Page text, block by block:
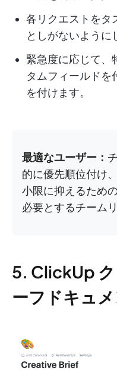
各リクエストをタ
としがないように
緊急度に応じて、
タムフィールドを
を付けます。
最適なユーザー：
的に優先順位付け
小限に抑えるため
必要とするチーム
5. ClickUp
ーフドキュ